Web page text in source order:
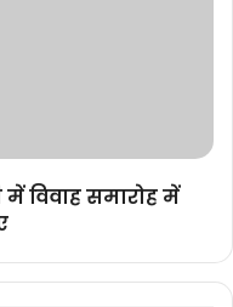
में विवाह समारोह में